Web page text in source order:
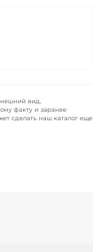
вид,
факту и заранее
сделать наш каталог еще